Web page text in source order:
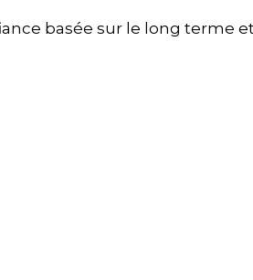
basée sur le long terme